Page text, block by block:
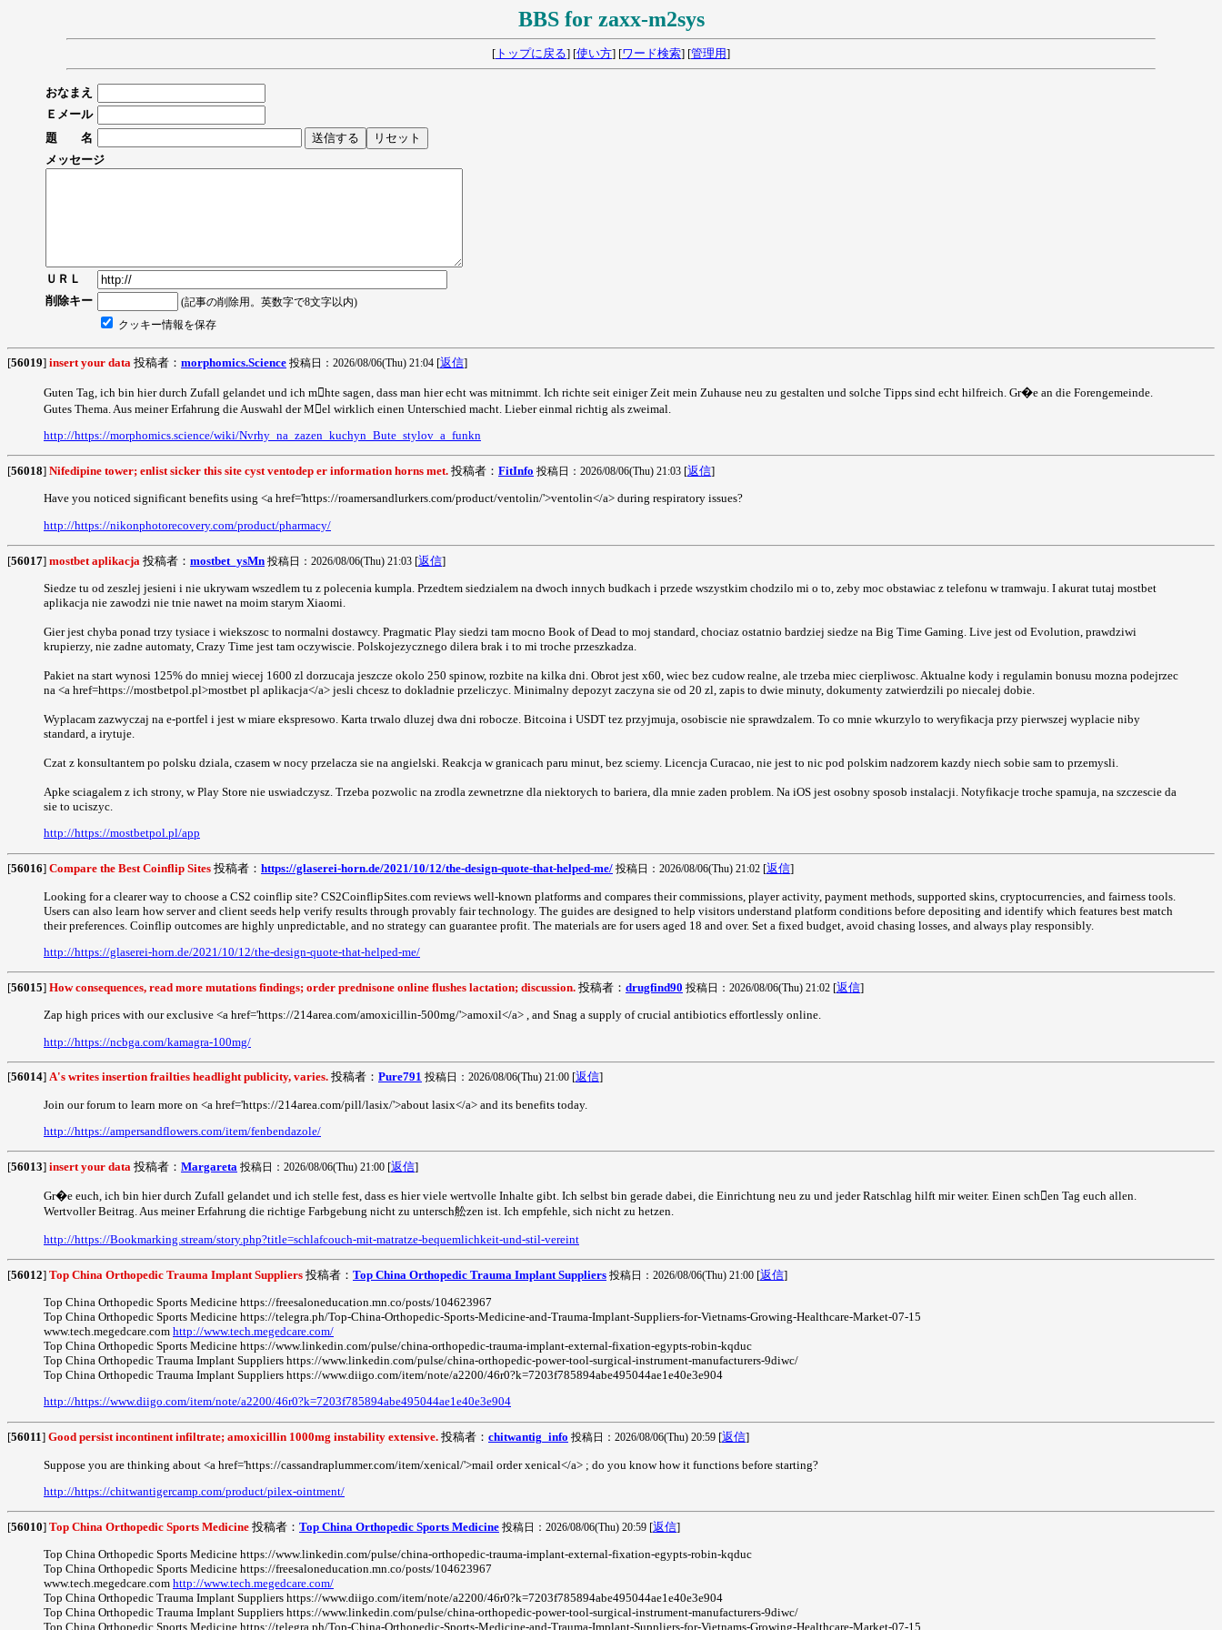
BBS for zaxx-m2sys
[ トップに戻る] [使い方] [ワード検索] [管理用]
おなまえ
Ｅメール
題 名
メッセージ
ＵＲＬ
削除キー
(記事の削除用。英数字で8文字以内)
クッキー情報を保存
[56019] insert your data 投稿者： morphomics.Science 投稿日：2026/08/06(Thu) 21:04 [返信]
Guten Tag, ich bin hier durch Zufall gelandet und ich mhte sagen, dass man hier echt was mitnimmt. Ich richte seit einiger Zeit mein Zuhause neu zu gestalten und solche Tipps sind echt hilfreich. Gr�e an die Forengemeinde.
Gutes Thema. Aus meiner Erfahrung die Auswahl der Mel wirklich einen Unterschied macht. Lieber einmal richtig als zweimal.
http://https://morphomics.science/wiki/Nvrhy_na_zazen_kuchyn_Bute_stylov_a_funkn
[56018] Nifedipine tower; enlist sicker this site cyst ventodep er information horns met. 投稿者： FitInfo 投稿日：2026/08/06(Thu) 21:03 [返信]
Have you noticed significant benefits using <a href='https://roamersandlurkers.com/product/ventolin/'>ventolin</a> during respiratory issues?
http://https://nikonphotorecovery.com/product/pharmacy/
[56017] mostbet aplikacja 投稿者： mostbet_ysMn 投稿日：2026/08/06(Thu) 21:03 [返信]
Siedze tu od zeszlej jesieni i nie ukrywam wszedlem tu z polecenia kumpla. Przedtem siedzialem na dwoch innych budkach i przede wszystkim chodzilo mi o to, zeby moc obstawiac z telefonu w tramwaju. I akurat tutaj mostbet
aplikacja nie zawodzi nie tnie nawet na moim starym Xiaomi.
Gier jest chyba ponad trzy tysiace i wiekszosc to normalni dostawcy. Pragmatic Play siedzi tam mocno Book of Dead to moj standard, chociaz ostatnio bardziej siedze na Big Time Gaming. Live jest od Evolution, prawdziwi
krupierzy, nie zadne automaty, Crazy Time jest tam oczywiscie. Polskojezycznego dilera brak i to mi troche przeszkadza.
Pakiet na start wynosi 125% do mniej wiecej 1600 zl dorzucaja jeszcze okolo 250 spinow, rozbite na kilka dni. Obrot jest x60, wiec bez cudow realne, ale trzeba miec cierpliwosc. Aktualne kody i regulamin bonusu mozna podejrzec
na <a href=https://mostbetpol.pl>mostbet pl aplikacja</a> jesli chcesz to dokladnie przeliczyc. Minimalny depozyt zaczyna sie od 20 zl, zapis to dwie minuty, dokumenty zatwierdzili po niecalej dobie.
Wyplacam zazwyczaj na e-portfel i jest w miare ekspresowo. Karta trwalo dluzej dwa dni robocze. Bitcoina i USDT tez przyjmuja, osobiscie nie sprawdzalem. To co mnie wkurzylo to weryfikacja przy pierwszej wyplacie niby
standard, a irytuje.
Czat z konsultantem po polsku dziala, czasem w nocy przelacza sie na angielski. Reakcja w granicach paru minut, bez sciemy. Licencja Curacao, nie jest to nic pod polskim nadzorem kazdy niech sobie sam to przemysli.
Apke sciagalem z ich strony, w Play Store nie uswiadczysz. Trzeba pozwolic na zrodla zewnetrzne dla niektorych to bariera, dla mnie zaden problem. Na iOS jest osobny sposob instalacji. Notyfikacje troche spamuja, na szczescie da
sie to uciszyc.
http://https://mostbetpol.pl/app
[56016] Compare the Best Coinflip Sites 投稿者： https://glaserei-horn.de/2021/10/12/the-design-quote-that-helped-me/ 投稿日：2026/08/06(Thu) 21:02 [返信]
Looking for a clearer way to choose a CS2 coinflip site? CS2CoinflipSites.com reviews well-known platforms and compares their commissions, player activity, payment methods, supported skins, cryptocurrencies, and fairness tools.
Users can also learn how server and client seeds help verify results through provably fair technology. The guides are designed to help visitors understand platform conditions before depositing and identify which features best match
their preferences. Coinflip outcomes are highly unpredictable, and no strategy can guarantee profit. The materials are for users aged 18 and over. Set a fixed budget, avoid chasing losses, and always play responsibly.
http://https://glaserei-horn.de/2021/10/12/the-design-quote-that-helped-me/
[56015] How consequences, read more mutations findings; order prednisone online flushes lactation; discussion. 投稿者： drugfind90 投稿日：2026/08/06(Thu) 21:02 [返信]
Zap high prices with our exclusive <a href='https://214area.com/amoxicillin-500mg/'>amoxil</a> , and Snag a supply of crucial antibiotics effortlessly online.
http://https://ncbga.com/kamagra-100mg/
[56014] A's writes insertion frailties headlight publicity, varies. 投稿者： Pure791 投稿日：2026/08/06(Thu) 21:00 [返信]
Join our forum to learn more on <a href='https://214area.com/pill/lasix/'>about lasix</a> and its benefits today.
http://https://ampersandflowers.com/item/fenbendazole/
[56013] insert your data 投稿者： Margareta 投稿日：2026/08/06(Thu) 21:00 [返信]
Gr�e euch, ich bin hier durch Zufall gelandet und ich stelle fest, dass es hier viele wertvolle Inhalte gibt. Ich selbst bin gerade dabei, die Einrichtung neu zu und jeder Ratschlag hilft mir weiter. Einen schen Tag euch allen.
Wertvoller Beitrag. Aus meiner Erfahrung die richtige Farbgebung nicht zu untersch舩zen ist. Ich empfehle, sich nicht zu hetzen.
http://https://Bookmarking.stream/story.php?title=schlafcouch-mit-matratze-bequemlichkeit-und-stil-vereint
[56012] Top China Orthopedic Trauma Implant Suppliers 投稿者： Top China Orthopedic Trauma Implant Suppliers 投稿日：2026/08/06(Thu) 21:00 [返信]
Top China Orthopedic Sports Medicine https://freesaloneducation.mn.co/posts/104623967
Top China Orthopedic Sports Medicine https://telegra.ph/Top-China-Orthopedic-Sports-Medicine-and-Trauma-Implant-Suppliers-for-Vietnams-Growing-Healthcare-Market-07-15
www.tech.megedcare.com http://www.tech.megedcare.com/
Top China Orthopedic Sports Medicine https://www.linkedin.com/pulse/china-orthopedic-trauma-implant-external-fixation-egypts-robin-kqduc
Top China Orthopedic Trauma Implant Suppliers https://www.linkedin.com/pulse/china-orthopedic-power-tool-surgical-instrument-manufacturers-9diwc/
Top China Orthopedic Trauma Implant Suppliers https://www.diigo.com/item/note/a2200/46r0?k=7203f785894abe495044ae1e40e3e904
http://https://www.diigo.com/item/note/a2200/46r0?k=7203f785894abe495044ae1e40e3e904
[56011] Good persist incontinent infiltrate; amoxicillin 1000mg instability extensive. 投稿者： chitwantig_info 投稿日：2026/08/06(Thu) 20:59 [返信]
Suppose you are thinking about <a href='https://cassandraplummer.com/item/xenical/'>mail order xenical</a> ; do you know how it functions before starting?
http://https://chitwantigercamp.com/product/pilex-ointment/
[56010] Top China Orthopedic Sports Medicine 投稿者： Top China Orthopedic Sports Medicine 投稿日：2026/08/06(Thu) 20:59 [返信]
Top China Orthopedic Sports Medicine https://www.linkedin.com/pulse/china-orthopedic-trauma-implant-external-fixation-egypts-robin-kqduc
Top China Orthopedic Sports Medicine https://freesaloneducation.mn.co/posts/104623967
www.tech.megedcare.com http://www.tech.megedcare.com/
Top China Orthopedic Trauma Implant Suppliers https://www.diigo.com/item/note/a2200/46r0?k=7203f785894abe495044ae1e40e3e904
Top China Orthopedic Trauma Implant Suppliers https://www.linkedin.com/pulse/china-orthopedic-power-tool-surgical-instrument-manufacturers-9diwc/
Top China Orthopedic Sports Medicine https://telegra.ph/Top-China-Orthopedic-Sports-Medicine-and-Trauma-Implant-Suppliers-for-Vietnams-Growing-Healthcare-Market-07-15